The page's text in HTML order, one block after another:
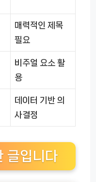
매력적인 제목
필요
비주얼 요소 활
용
데이터 기반 의
사결정
글입니다